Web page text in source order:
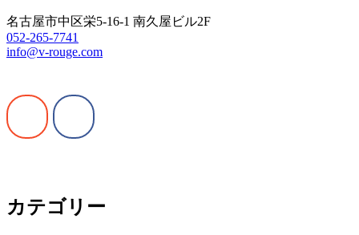
名古屋市中区栄5-16-1 南久屋ビル2F
052-265-7741
info@v-rouge.com
カテゴリー